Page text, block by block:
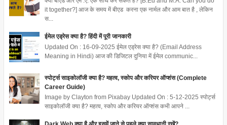
it together?] आज के समय में बीएड करना एक नार्मल और आम बात है , लेकिन
स...
ईमेल एड्रेस क्या है? हिंदी में पूरी जानकारी
Updated On : 16-09-2025 ईमेल एड्रेस क्या है? (Email Address
Meaning in Hindi) आज की डिजिटल दुनिया में ईमेल communic...
स्पोर्ट्स साइकोलॉजी क्या है? महत्व, स्कोप और करियर ऑप्शंस (Complete
Career Guide)
Image by Clayton from Pixabay Updated On : 5-12-2025 स्पोर्ट्स
साइकोलॉजी क्या है? महत्व, स्कोप और करियर ऑप्शंस कभी आपने ...